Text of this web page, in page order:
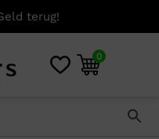
terug!
0